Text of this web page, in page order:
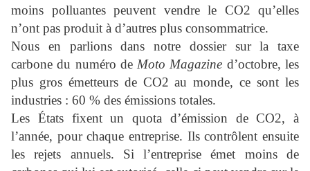
moins polluantes peuvent vendre le CO2 qu’elles
n’ont pas produit à d’autres plus consommatrice.
Nous en parlions dans notre dossier sur la taxe
carbone du numéro de Moto Magazine d’octobre, les
plus gros émetteurs de CO2 au monde, ce sont les
industries : 60 % des émissions totales.
Les États fixent un quota d’émission de CO2, à
l’année, pour chaque entreprise. Ils contrôlent ensuite
les rejets annuels. Si l’entreprise émet moins de